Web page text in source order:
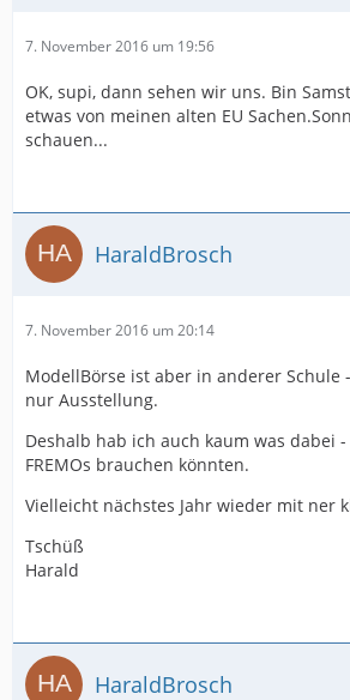
7. November 2016 um 19:56
OK, supi, dann sehen wir uns. Bin
etwas von meinen alten EU
schauen...
HaraldBrosch
7. November 2016 um 20:14
ModellBörse ist aber in anderer Schule
nur Ausstellung.
Deshalb hab ich auch kaum was dabei
FREMOs brauchen könnten.
Vielleicht nächstes Jahr wieder mit ner
Tschüß
Harald
HaraldBrosch